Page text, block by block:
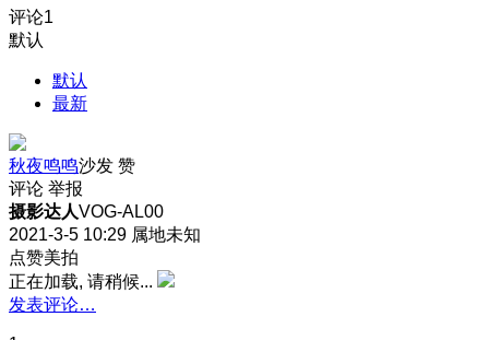
评论1
默认
默认
最新
秋夜鸣鸣沙发 赞
评论 举报
摄影达人VOG-AL00
2021-3-5 10:29 属地未知
点赞美拍
正在加载, 请稍候...
发表评论…